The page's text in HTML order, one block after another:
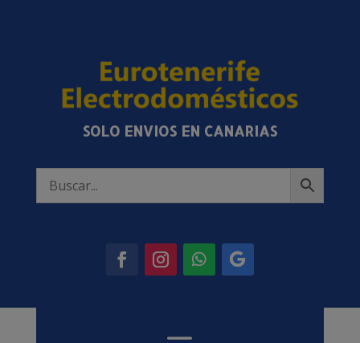
SOLO ENVIOS EN CANARIAS